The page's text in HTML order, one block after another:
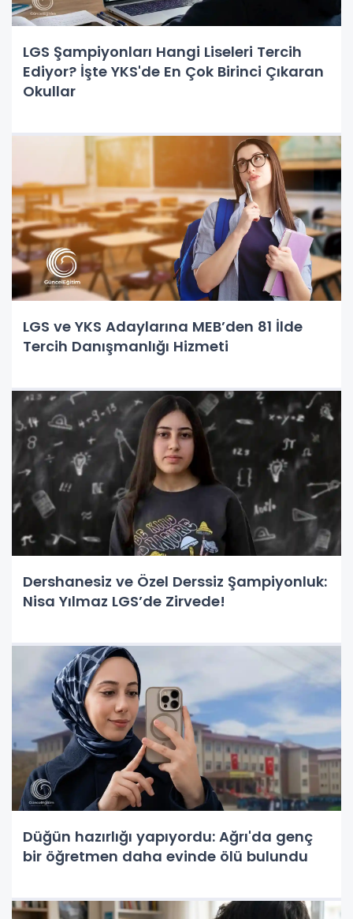
LGS Şampiyonları Hangi Liseleri Tercih
Ediyor? İşte YKS'de En Çok Birinci Çıkaran
Okullar
LGS ve YKS Adaylarına MEB’den 81 İlde
Tercih Danışmanlığı Hizmeti
Dershanesiz ve Özel Derssiz Şampiyonluk:
Nisa Yılmaz LGS’de Zirvede!
Düğün hazırlığı yapıyordu: Ağrı'da genç
bir öğretmen daha evinde ölü bulundu